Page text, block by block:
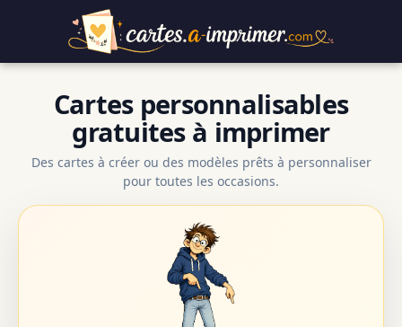
Cartes personnalisables
gratuites à imprimer
Des cartes à créer ou des modèles prêts à personnaliser
pour toutes les occasions.